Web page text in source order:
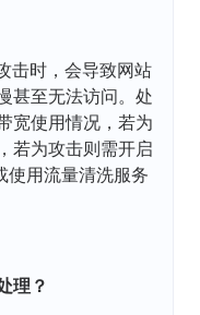
击时，会导致网站
甚至无法访问。处
宽使用情况，若为
若为攻击则需开启
使用流量清洗服务
理？